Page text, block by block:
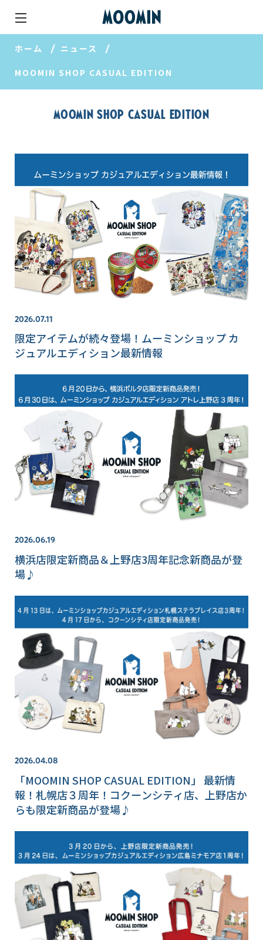
ホーム ニュース
MOOMIN SHOP CASUAL EDITION
MOOMIN SHOP CASUAL EDITION
2026.07.11
限定アイテムが続々登場！ムーミンショップ カ
ジュアルエディション最新情報
2026.06.19
横浜店限定新商品＆上野店3周年記念新商品が登
場♪
2026.04.08
「MOOMIN SHOP CASUAL EDITION」 最新情
報！札幌店３周年！コクーンシティ店、上野店か
らも限定新商品が登場♪